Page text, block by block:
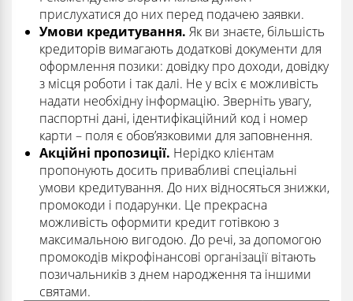
прислухатися до них перед подачею заявки.
Умови кредитування. Як ви знаєте, більшість
кредиторів вимагають додаткові документи для
оформлення позики: довідку про доходи, довідку
з місця роботи і так далі. Не у всіх є можливість
надати необхідну інформацію. Зверніть увагу,
паспортні дані, ідентифікаційний код і номер
карти – поля є обов’язковими для заповнення.
Акційні пропозиції. Нерідко клієнтам
пропонують досить привабливі спеціальні
умови кредитування. До них відносяться знижки,
промокоди і подарунки. Це прекрасна
можливість оформити кредит готівкою з
максимальною вигодою. До речі, за допомогою
промокодів мікрофінансові організації вітають
позичальників з днем ​​народження та іншими
святами.